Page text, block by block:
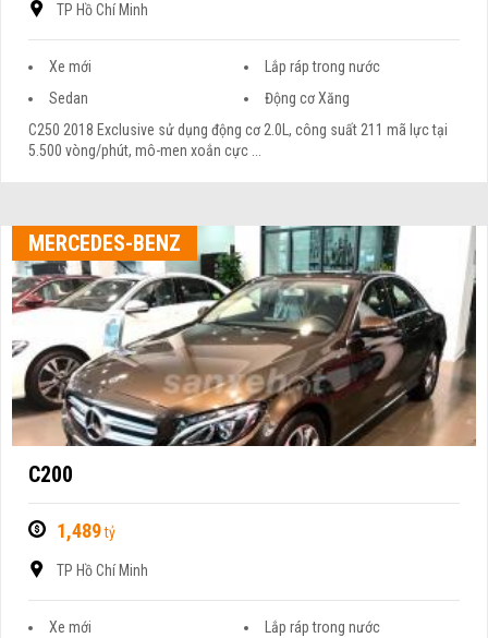
TP Hồ Chí Minh
Xe mới
Lắp ráp trong nước
Sedan
Động cơ Xăng
C250 2018 Exclusive sử dụng động cơ 2.0L, công suất 211 mã lực tại
5.500 vòng/phút, mô-men xoắn cực ...
MERCEDES-BENZ
C200
1,489tỷ
TP Hồ Chí Minh
Xe mới
Lắp ráp trong nước